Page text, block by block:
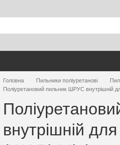
Головна Пильники поліуретанові
Поліуретановий пильник ШРУС внутрішній
внутрішній